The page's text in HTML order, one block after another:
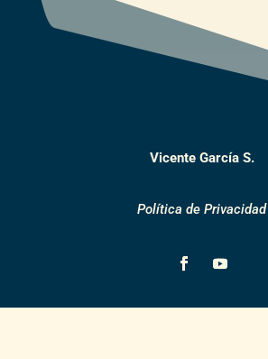
Vicente García S.
Política de Privacidad